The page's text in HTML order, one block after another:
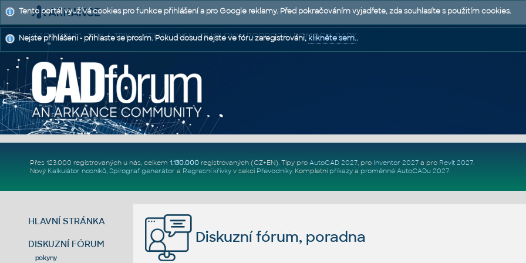
CAD FÓRUM - TIPY A TRIKY | UTILITY | DISKUZE | BLOKY | PODPORA | POMOC A RADY
Přes 123.000 registrovaných u nás, celkem 1.130.000registrovaných (CZ+EN). Tipy pro AutoCAD 2027, pro Inventor 2027a pro Revit 2027.
Nový Kalkulátor nosníků, Spirograf generátor a Regresní křivkyv sekci Převodníky. Kompletní příkazya proměnné AutoCADu 2027.
HLAVNÍ STRÁNKA
DISKUZNÍ FÓRUM
pokyny
Diskuzní fórum, poradna
Tento portál využívá cookies pro funkce přihlášení a pro Google reklamy. Před pokračováním vyjadřete, zda souhlasíte s použitím cookies.
Nejste přihlášeni - přihlaste se prosím. Pokud dosud nejste ve fóru zaregistrováni,klikněte sem..